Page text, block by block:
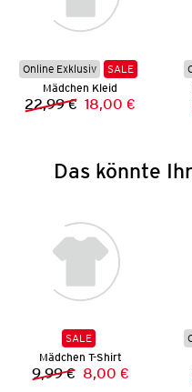
Online Exklusiv
SALE
Mädchen Kleid
Vorheriger
22,99 € Neuer Preis:
18,00 €
Das könnte
SALE
Mädchen T-Shirt
Vorheriger Preis:
9,99 € Neuer Preis:
8,00 €